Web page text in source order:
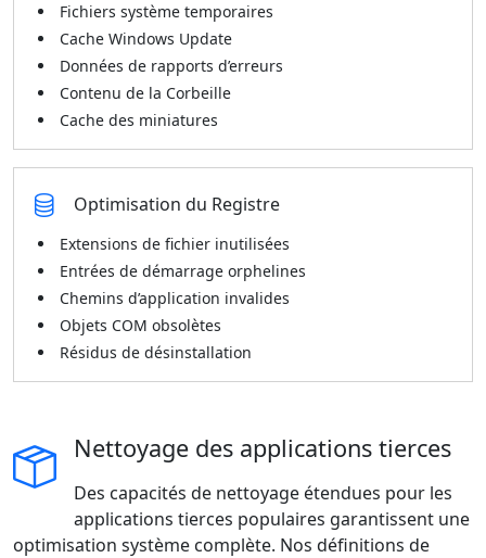
Fichiers système temporaires
Cache Windows Update
Données de rapports d’erreurs
Contenu de la Corbeille
Cache des miniatures
Optimisation du Registre
Extensions de fichier inutilisées
Entrées de démarrage orphelines
Chemins d’application invalides
Objets COM obsolètes
Résidus de désinstallation
Nettoyage des applications tierces
Des capacités de nettoyage étendues pour les
applications tierces populaires garantissent une
optimisation système complète. Nos définitions de